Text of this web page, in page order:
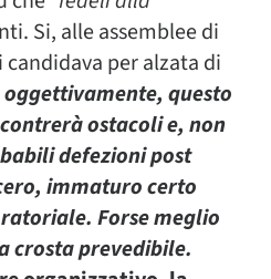
Si, alle assemblee di
per alzata di
questo
ostacoli e, non
defezioni post
immaturo certo
Forse meglio
crosta prevedibile.